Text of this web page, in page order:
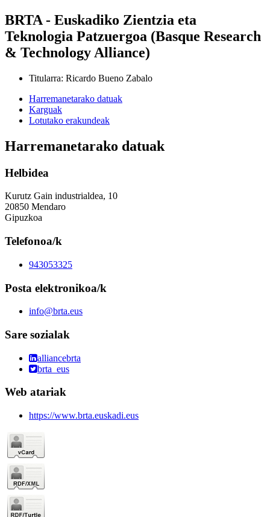
BRTA - Euskadiko Zientzia eta
Teknologia Patzuergoa (Basque Research
& Technology Alliance)
Titularra: Ricardo Bueno Zabalo
Harremanetarako datuak
Karguak
Lotutako erakundeak
Harremanetarako datuak
Helbidea
Kurutz Gain industrialdea, 10
20850 Mendaro
Gipuzkoa
Telefonoa/k
943053325
Posta elektronikoa/k
info@brta.eus
Sare sozialak
alliancebrta
brta_eus
Web atariak
https://www.brta.euskadi.eus